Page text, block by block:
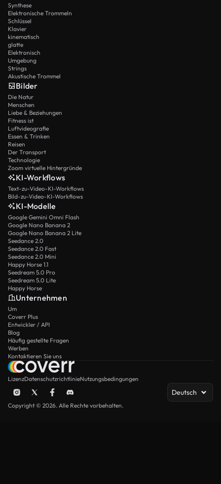
Synthese
Elektronische Trommeln
Schlüssel
Klavier
kinematisch
glatte
Elektronisch
Umgebung
Strings
Akustische Trommel
Bilder
Die Natur
Menschen
Liebe & Beziehungen
Fitness ist
Luftvideografie
Essen & Trinken
Reisen
Der Transport
Technologie
Zoom virtuelle Hintergründe
KI-Workflows
Text-zu-Video-KI-Workflows
Bild-zu-Video-KI-Workflows
KI-Modelle
Google Gemini Omni Flash
Google Nano Banana 2
Google Nano Banana 2 Lite
Seedance 2.0
Seedance 2.0 Fast
Seedance 2.0 Mini
Happy Horse 1.1
Seedream 5.0 Pro
Seedream 5.0 Lite
Happy Horse
Unternehmen
Um
Coverr Plus
Entwickler / API
Blog
Häufig gestellte Fragen
Werben
Kontaktieren Sie uns
LizenzDatenschutzrichtlinieNutzungsbedingungen
Deutsch
Copyright © 2026. Alle Rechte vorbehalten.